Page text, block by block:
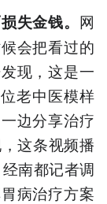
失金钱。 网
会把看过的
现，这是一
老中医模样
边分享治疗
这条视频播
南都记者调
病治疗方案